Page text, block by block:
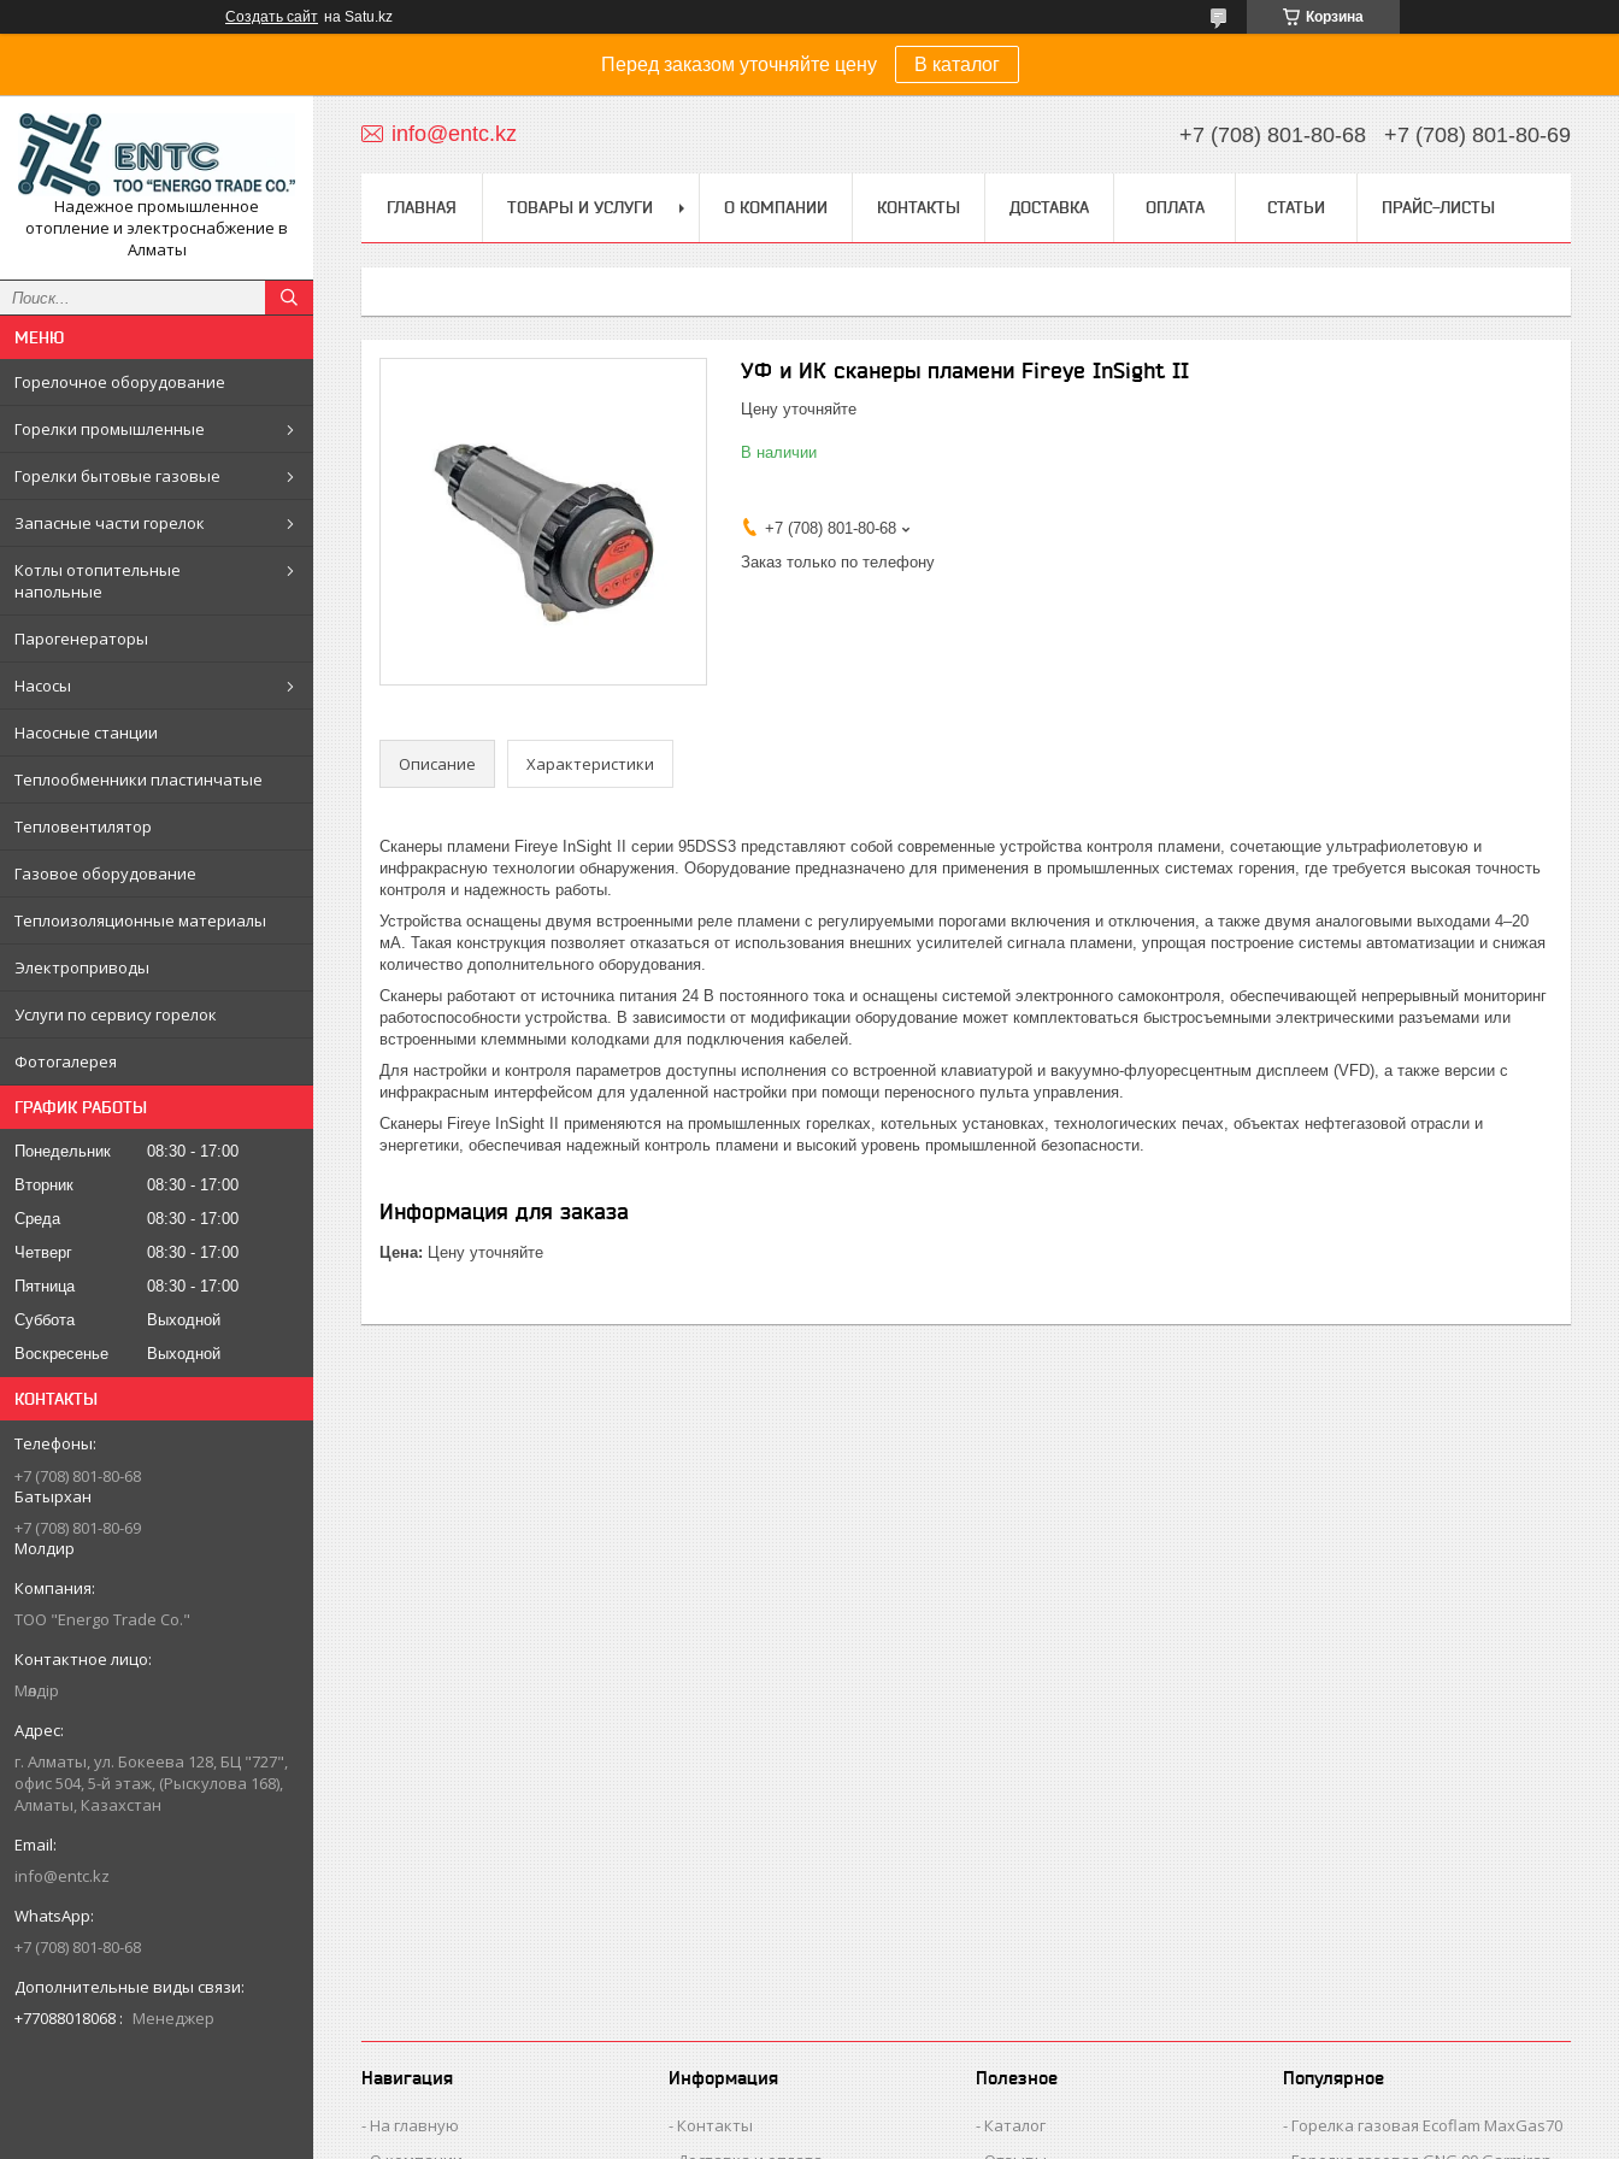
Создать сайт на Satu.kz Корзина
Перед заказом уточняйте цену В каталог
Надежное промышленное
отопление и электроснабжение в
Алматы
Горелочное оборудование
Горелки промышленные
Горелки бытовые газовые
Запасные части горелок
Котлы отопительные
напольные
Парогенераторы
Насосы
Насосные станции
Теплообменники пластинчатые
Тепловентилятор
Газовое оборудование
Теплоизоляционные материалы
Электроприводы
Услуги по сервису горелок
Фотогалерея
ГРАФИК РАБОТЫ
Понедельник 08:30
17:00
Вторник
08:30
17:00
Среда
08:30
17:00
Четверг
08:30
17:00
Пятница
08:30
17:00
Суббота
Выходной
Воскресенье
Выходной
КОНТАКТЫ
+7 (708) 801-80-68
Батырхан
+7 (708) 801-80-69
Молдир
ТОО "Energo Trade Co."
Мөлдір
г. Алматы, ул. Бокеева 128, БЦ "727",
офис 504, 5-й этаж, (Рыскулова 168),
Алматы, Казахстан
info@entc.kz
+7 (708) 801-80-68
+77088018068 Менеджер
info@entc.kz +7 (708) 801-80-68 +7 (708) 801-80-69
ГЛАВНАЯ ТОВАРЫ И УСЛУГИ О КОМПАНИИ КОНТАКТЫ ДОСТАВКА ОПЛАТА СТАТЬИ ПРАЙС-ЛИСТЫ
УФ и ИК сканеры пламени Fireye InSight II
Цену уточняйте
В наличии
+7 (708) 801-80-68
Заказ только по телефону
Описание Характеристики
Сканеры пламени Fireye InSight II серии 95DSS3 представляют собой современные устройства контроля пламени, сочетающие ультрафиолетовую и
инфракрасную технологии обнаружения. Оборудование предназначено для применения в промышленных системах горения, где требуется высокая точность
контроля и надежность работы.
Устройства оснащены двумя встроенными реле пламени с регулируемыми порогами включения и отключения, а также двумя аналоговыми выходами 4–20
мА. Такая конструкция позволяет отказаться от использования внешних усилителей сигнала пламени, упрощая построение системы автоматизации и снижая
количество дополнительного оборудования.
Сканеры работают от источника питания 24 В постоянного тока и оснащены системой электронного самоконтроля, обеспечивающей непрерывный мониторинг
работоспособности устройства. В зависимости от модификации оборудование может комплектоваться быстросъемными электрическими разъемами или
встроенными клеммными колодками для подключения кабелей.
Для настройки и контроля параметров доступны исполнения со встроенной клавиатурой и вакуумно-флуоресцентным дисплеем (VFD), а также версии с
инфракрасным интерфейсом для удаленной настройки при помощи переносного пульта управления.
Сканеры Fireye InSight II применяются на промышленных горелках, котельных установках, технологических печах, объектах нефтегазовой отрасли и
энергетики, обеспечивая надежный контроль пламени и высокий уровень промышленной безопасности.
Информация для заказа
Цена: Цену уточняйте
Навигация
На главную
Информация
Контакты
Полезное
Каталог
Популярное
Горелка газовая Ecoflam MaxGas70